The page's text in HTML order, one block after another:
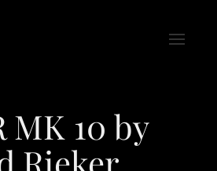
Toggle
MK 10 by